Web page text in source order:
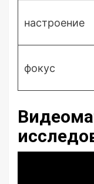
настроение
фокус